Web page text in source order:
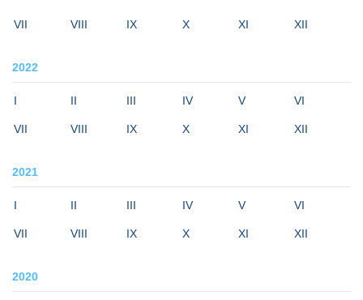
VII VIII IX X XI XII
2022
I II III IV V VI
VII VIII IX X XI XII
2021
I II III IV V VI
VII VIII IX X XI XII
2020